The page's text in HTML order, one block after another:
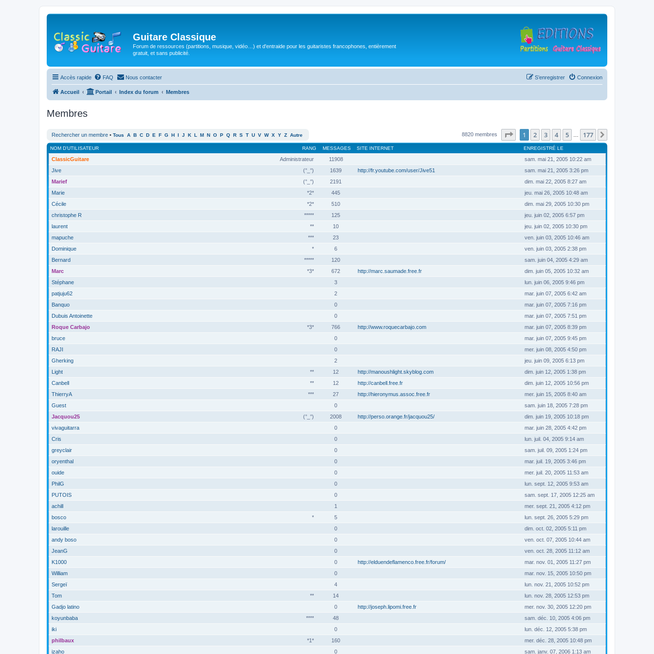
Guitare Classique
Forum de ressources (partitions, musique, vidéo…) et d'entraide pour les guitaristes francophones, entièrement
gratuit, et sans publicité.
Accès rapide FAQ Nous contacter Connexion
S’enregistrer
Accueil Portail Index du forum Membres
Membres
Rechercher un membre • Tous A B C D E F G H I J K L M N O P Q R S T U V W X Y Z Autre 8820 membres Page sur177
1 2 3 4 5 177
RANG
NOM D’UTILISATEUR MESSAGES SITE INTERNET ENREGISTRÉ LE
Administrateur
ClassicGuitare 11908
sam. mai 21, 2005 10:22 am
(°_°)
Jive 1639 http://fr.youtube.com/user/Jive51
sam. mai 21, 2005 3:26 pm
(°_°)
Marief 2191
dim. mai 22, 2005 8:27 am
*2*
Marie 445
jeu. mai 26, 2005 10:48 am
*2*
Cécile 510
dim. mai 29, 2005 10:30 pm
*****
christophe R 125
jeu. juin 02, 2005 6:57 pm
**
laurent 10
jeu. juin 02, 2005 10:30 pm
***
mapuche 23
ven. juin 03, 2005 10:46 am
*
Dominique 6
ven. juin 03, 2005 2:38 pm
*****
Bernard 120
sam. juin 04, 2005 4:29 am
*3*
Marc 672 http://marc.saumade.free.fr
dim. juin 05, 2005 10:32 am
Stéphane
3
lun. juin 06, 2005 9:46 pm
patjuju62
2
mar. juin 07, 2005 6:42 am
Banquo
0
mar. juin 07, 2005 7:16 pm
Dubuis Antoinette
0
mar. juin 07, 2005 7:51 pm
*3*
Roque Carbajo 766 http://www.roquecarbajo.com
mar. juin 07, 2005 8:39 pm
bruce
0
mar. juin 07, 2005 9:45 pm
RAJI
0
mer. juin 08, 2005 4:50 pm
Gherking
2
jeu. juin 09, 2005 6:13 pm
**
Light 12 http://manoushlight.skyblog.com
dim. juin 12, 2005 1:38 pm
**
Canbell 12 http://canbell.free.fr
dim. juin 12, 2005 10:56 pm
***
ThierryA 27 http://hieronymus.assoc.free.fr
mer. juin 15, 2005 8:40 am
Guest
0
sam. juin 18, 2005 7:28 pm
(°_°)
Jacquou25 2008 http://perso.orange.fr/jacquou25/
dim. juin 19, 2005 10:18 pm
vivaguitarra
0
mar. juin 28, 2005 4:42 pm
Cris
0
lun. juil. 04, 2005 9:14 am
greyclair
0
sam. juil. 09, 2005 1:24 pm
oryenthal
0
mar. juil. 19, 2005 3:46 pm
ouide
0
mer. juil. 20, 2005 11:53 am
PhilG
0
lun. sept. 12, 2005 9:53 am
PUTOIS
0
sam. sept. 17, 2005 12:25 am
achill
1
mer. sept. 21, 2005 4:12 pm
*
bosco 5
lun. sept. 26, 2005 5:29 pm
larouille
0
dim. oct. 02, 2005 5:11 pm
andy boso
0
ven. oct. 07, 2005 10:44 am
JeanG
0
ven. oct. 28, 2005 11:12 am
K1000
0 http://elduendeflamenco.free.fr/forum/
mar. nov. 01, 2005 11:27 pm
William
0
mar. nov. 15, 2005 10:50 pm
Sergeï
4
lun. nov. 21, 2005 10:52 pm
**
Tom 14
lun. nov. 28, 2005 12:53 pm
Gadjo latino
0 http://joseph.lipomi.free.fr
mer. nov. 30, 2005 12:20 pm
****
koyunbaba 48
sam. déc. 10, 2005 4:06 pm
iki
0
lun. déc. 12, 2005 5:38 pm
*1*
philbaux 160
mer. déc. 28, 2005 10:48 pm
izaho
0 sam. janv. 07, 2006 1:13 am